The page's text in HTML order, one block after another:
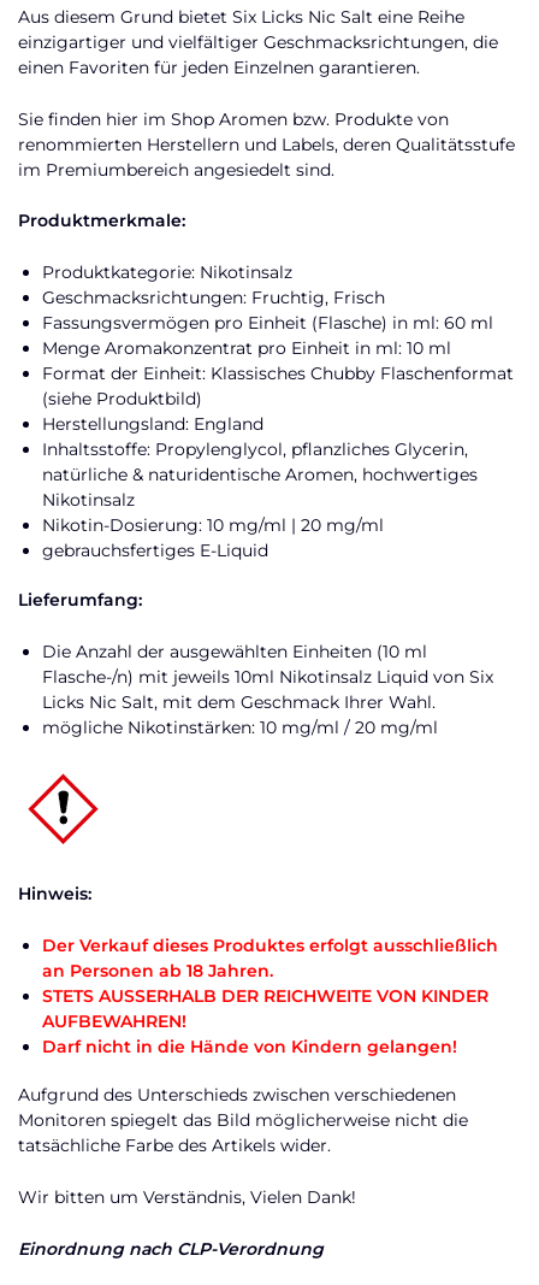
Aus diesem Grund bietet Six Licks Nic Salt eine Reihe
einzigartiger und vielfältiger Geschmacksrichtungen, die
einen Favoriten für jeden Einzelnen garantieren.
Sie finden hier im Shop Aromen bzw. Produkte von
renommierten Herstellern und Labels, deren Qualitätsstufe
im Premiumbereich angesiedelt sind.
Produktmerkmale:
Produktkategorie: Nikotinsalz
Geschmacksrichtungen: Fruchtig, Frisch
Fassungsvermögen pro Einheit (Flasche) in ml: 60 ml
Menge Aromakonzentrat pro Einheit in ml: 10 ml
Format der Einheit: Klassisches Chubby Flaschenformat
(siehe Produktbild)
Herstellungsland: England
Inhaltsstoffe: Propylenglycol, pflanzliches Glycerin,
natürliche & naturidentische Aromen, hochwertiges
Nikotinsalz
Nikotin-Dosierung: 10 mg/ml | 20 mg/ml
gebrauchsfertiges E-Liquid
Lieferumfang:
Die Anzahl der ausgewählten Einheiten (10 ml
Flasche-/n) mit jeweils 10ml Nikotinsalz Liquid von Six
Licks Nic Salt, mit dem Geschmack Ihrer Wahl.
mögliche Nikotinstärken: 10 mg/ml / 20 mg/ml
Hinweis:
Der Verkauf dieses Produktes erfolgt ausschließlich
an Personen ab 18 Jahren.
STETS AUSSERHALB DER REICHWEITE VON KINDER
AUFBEWAHREN!
Darf nicht in die Hände von Kindern gelangen!
Aufgrund des Unterschieds zwischen verschiedenen
Monitoren spiegelt das Bild möglicherweise nicht die
tatsächliche Farbe des Artikels wider.
Wir bitten um Verständnis, Vielen Dank!
Einordnung nach CLP-Verordnung